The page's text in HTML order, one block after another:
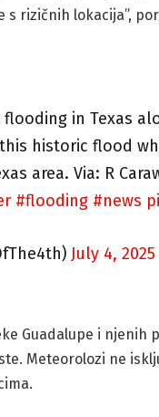
rizičnih lokacija”,
in Texas
historic flood
area. Via: R
#flooding #news
July 4, 2025
Guadalupe i
Meteorolozi ne